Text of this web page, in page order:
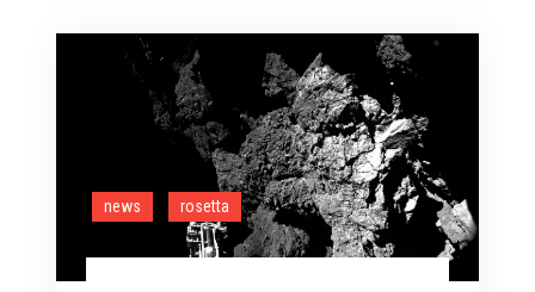
την
αποστολή
του
πριν
την
αδρανοποίηση
του
news rosetta